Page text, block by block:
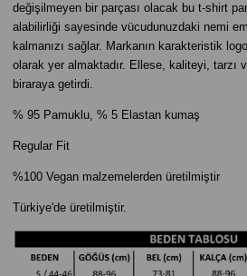
değişilmeyen bir parçası olacak bu t-shirt
alabilirliği sayesinde vücudunuzdaki nemi
kalmanızı sağlar. Markanın karakteristik
olarak yer almaktadır. Ellese, kaliteyi, tarzı
biraraya getirdi.
% 95 Pamuklu, % 5 Elastan kumaş
Regular Fit
%100 Vegan malzemelerden üretilmiştir
Türkiye'de üretilmiştir.